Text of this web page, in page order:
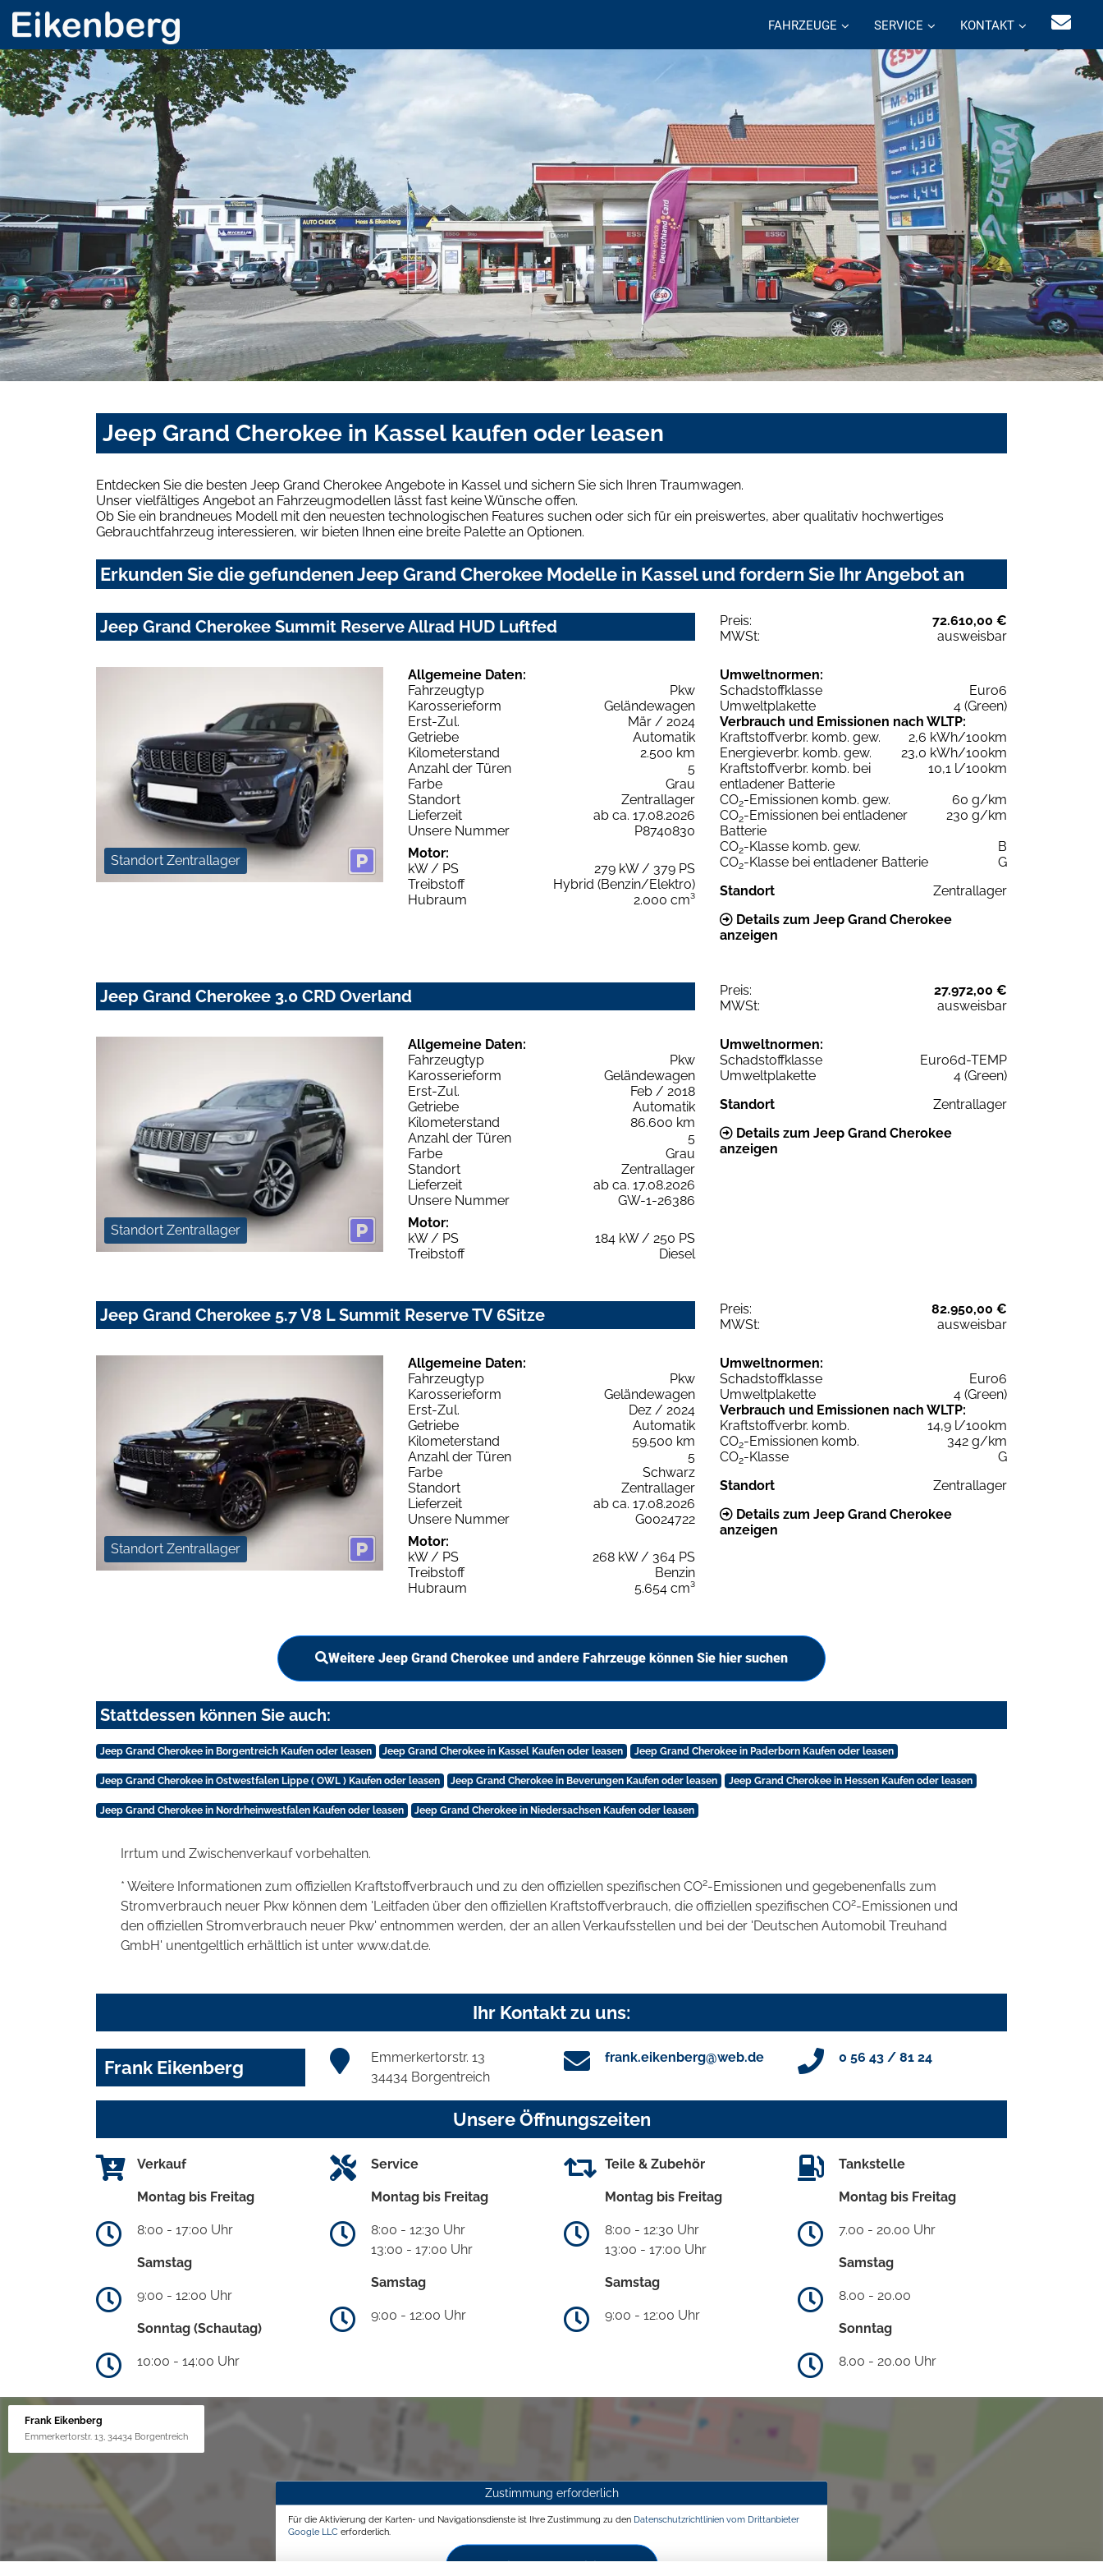
FAHRZEUGE SERVICE KONTAKT
Jeep Grand Cherokee in Kassel kaufen oder leasen
Entdecken Sie die besten Jeep Grand Cherokee Angebote in Kassel und sichern Sie sich Ihren Traumwagen.
Unser vielfältiges Angebot an Fahrzeugmodellen lässt fast keine Wünsche offen.
Ob Sie ein brandneues Modell mit den neuesten technologischen Features suchen oder sich für ein preiswertes, aber qualitativ hochwertiges
Gebrauchtfahrzeug interessieren, wir bieten Ihnen eine breite Palette an Optionen.
Erkunden Sie die gefundenen Jeep Grand Cherokee Modelle in Kassel und fordern Sie Ihr Angebot an
Jeep Grand Cherokee Summit Reserve Allrad HUD Luftfed Preis:
72.610,00 €
MWSt:
ausweisbar
Standort Zentrallager
Allgemeine Daten:
Fahrzeugtyp
Pkw
Karosserieform
Geländewagen
Erst-Zul.
Mär / 2024
Getriebe
Automatik
Kilometerstand
2.500 km
Anzahl der Türen
5
Farbe
Grau
Standort
Zentrallager
Lieferzeit
ab ca. 17.08.2026
Unsere Nummer
P8740830
Motor:
kW / PS
279 kW / 379 PS
Treibstoff
Hybrid (Benzin/Elektro)
Hubraum
2.000 cm³
Umweltnormen:
Schadstoffklasse
Euro6
Umweltplakette
4 (Green)
Verbrauch und Emissionen nach WLTP:
Kraftstoffverbr. komb. gew.
2,6 kWh/100km
Energieverbr. komb. gew.
23,0 kWh/100km
Kraftstoffverbr. komb. bei
entladener Batterie
10,1 l/100km
CO2-Emissionen komb. gew.
60 g/km
CO2-Emissionen bei entladener
Batterie
230 g/km
CO2-Klasse komb. gew.
B
CO2-Klasse bei entladener Batterie
G
Standort
Zentrallager
Details zum Jeep Grand Cherokee
anzeigen
Jeep Grand Cherokee 3.0 CRD Overland Preis:
27.972,00 €
MWSt:
ausweisbar
Standort Zentrallager
Allgemeine Daten:
Fahrzeugtyp
Pkw
Karosserieform
Geländewagen
Erst-Zul.
Feb / 2018
Getriebe
Automatik
Kilometerstand
86.600 km
Anzahl der Türen
5
Farbe
Grau
Standort
Zentrallager
Lieferzeit
ab ca. 17.08.2026
Unsere Nummer
GW-1-26386
Motor:
kW / PS
184 kW / 250 PS
Treibstoff
Diesel
Umweltnormen:
Schadstoffklasse
Euro6d-TEMP
Umweltplakette
4 (Green)
Standort
Zentrallager
Details zum Jeep Grand Cherokee
anzeigen
Jeep Grand Cherokee 5.7 V8 L Summit Reserve TV 6Sitze Preis:
82.950,00 €
MWSt:
ausweisbar
Standort Zentrallager
Allgemeine Daten:
Fahrzeugtyp
Pkw
Karosserieform
Geländewagen
Erst-Zul.
Dez / 2024
Getriebe
Automatik
Kilometerstand
59.500 km
Anzahl der Türen
5
Farbe
Schwarz
Standort
Zentrallager
Lieferzeit
ab ca. 17.08.2026
Unsere Nummer
G0024722
Motor:
kW / PS
268 kW / 364 PS
Treibstoff
Benzin
Hubraum
5.654 cm³
Umweltnormen:
Schadstoffklasse
Euro6
Umweltplakette
4 (Green)
Verbrauch und Emissionen nach WLTP:
Kraftstoffverbr. komb.
14,9 l/100km
CO2-Emissionen komb.
342 g/km
CO2-Klasse
G
Standort
Zentrallager
Details zum Jeep Grand Cherokee
anzeigen
Weitere Jeep Grand Cherokee und andere Fahrzeuge können Sie hier suchen
Stattdessen können Sie auch:
Jeep Grand Cherokee in Borgentreich Kaufen oder leasen Jeep Grand Cherokee in Kassel Kaufen oder leasen Jeep Grand Cherokee in Paderborn Kaufen oder leasen
Jeep Grand Cherokee in Ostwestfalen Lippe ( OWL ) Kaufen oder leasen Jeep Grand Cherokee in Beverungen Kaufen oder leasen Jeep Grand Cherokee in Hessen Kaufen oder leasen
Jeep Grand Cherokee in Nordrheinwestfalen Kaufen oder leasen Jeep Grand Cherokee in Niedersachsen Kaufen oder leasen
Irrtum und Zwischenverkauf vorbehalten.
* Weitere Informationen zum offiziellen Kraftstoffverbrauch und zu den offiziellen spezifischen CO2-Emissionen und gegebenenfalls zum
Stromverbrauch neuer Pkw können dem 'Leitfaden über den offiziellen Kraftstoffverbrauch, die offiziellen spezifischen CO2-Emissionen und
den offiziellen Stromverbrauch neuer Pkw' entnommen werden, der an allen Verkaufsstellen und bei der 'Deutschen Automobil Treuhand
GmbH' unentgeltlich erhältlich ist unter www.dat.de.
Ihr Kontakt zu uns:
Frank Eikenberg
Emmerkertorstr. 13
34434 Borgentreich
frank.eikenberg@web.de 0 56 43 / 81 24
Unsere Öffnungszeiten
Verkauf
Montag bis Freitag
8:00 - 17:00 Uhr
Samstag
9:00 - 12:00 Uhr
Sonntag (Schautag)
10:00 - 14:00 Uhr
Service
Montag bis Freitag
8:00 - 12:30 Uhr
13:00 - 17:00 Uhr
Samstag
9:00 - 12:00 Uhr
Teile & Zubehör
Montag bis Freitag
8:00 - 12:30 Uhr
13:00 - 17:00 Uhr
Samstag
9:00 - 12:00 Uhr
Tankstelle
Montag bis Freitag
7.00 - 20.00 Uhr
Samstag
8.00 - 20.00
Sonntag
8.00 - 20.00 Uhr
Frank Eikenberg
Emmerkertorstr. 13, 34434 Borgentreich
Zustimmung erforderlich
Für die Aktivierung der Karten- und Navigationsdienste ist Ihre Zustimmung zu den Datenschutzrichtlinien vom Drittanbieter
Google LLC erforderlich.
Zustimmen und aktivieren